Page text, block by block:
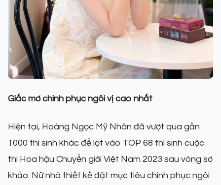
Giấc mơ chinh phục ngôi vị cao nhất
Hiện tại, Hoàng Ngọc Mỹ Nhân đã vượt qua gần
1000 thí sinh khác để lọt vào TOP 68 thí sinh cuộc
thi Hoa hậu Chuyển giới Việt Nam 2023 sau vòng sơ
khảo. Nữ nhà thiết kế đặt mục tiêu chinh phục ngôi